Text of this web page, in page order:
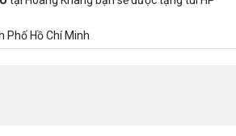
Phố Hồ Chí Minh